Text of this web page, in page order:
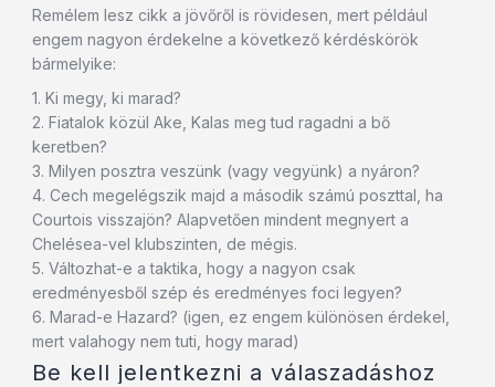
Remélem lesz cikk a jövőről is rövidesen, mert például
engem nagyon érdekelne a következő kérdéskörök
bármelyike:
1. Ki megy, ki marad?
2. Fiatalok közül Ake, Kalas meg tud ragadni a bő
keretben?
3. Milyen posztra veszünk (vagy vegyünk) a nyáron?
4. Cech megelégszik majd a második számú poszttal, ha
Courtois visszajön? Alapvetően mindent megnyert a
Chelésea-vel klubszinten, de mégis.
5. Változhat-e a taktika, hogy a nagyon csak
eredményesből szép és eredményes foci legyen?
6. Marad-e Hazard? (igen, ez engem különösen érdekel,
mert valahogy nem tuti, hogy marad)
Be kell jelentkezni a válaszadáshoz